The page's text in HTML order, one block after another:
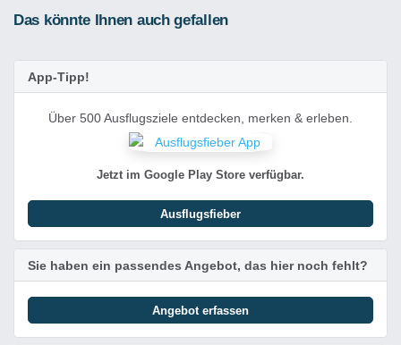
Das könnte Ihnen auch gefallen
App-Tipp!
Über 500 Ausflugsziele entdecken, merken & erleben.
Jetzt im Google Play Store verfügbar.
Ausflugsfieber
Sie haben ein passendes Angebot, das hier noch fehlt?
Angebot erfassen